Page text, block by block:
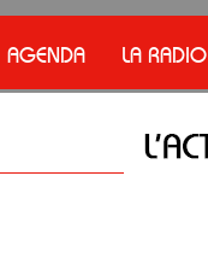
AGENDA LA RADIO